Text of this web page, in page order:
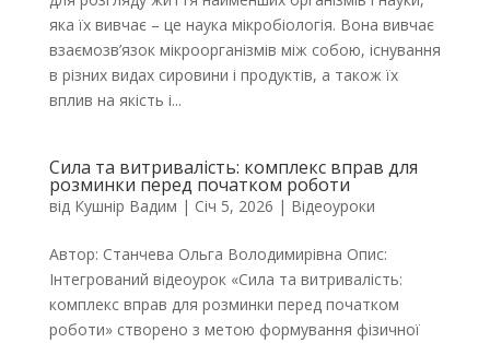
яка їх вивчає – це наука мікробіологія. Вона вивчає
взаємозв’язок мікроорганізмів між собою, існування
в різних видах сировини і продуктів, а також їх
вплив на якість і...
Сила та витривалість: комплекс вправ для
розминки перед початком роботи
від Кушнір Вадим | Січ 5, 2026 | Відеоуроки
Автор: Станчева Ольга Володимирівна Опис:
Інтегрований відеоурок «Сила та витривалість:
комплекс вправ для розминки перед початком
роботи» створено з метою формування фізичної